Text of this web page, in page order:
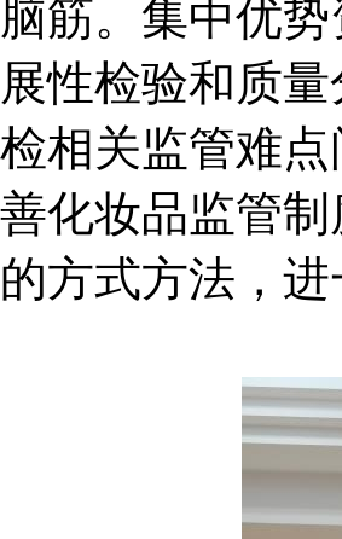
脑筋。集中优
展性检验和质
检相关监管难
善化妆品监管
的方式方法，